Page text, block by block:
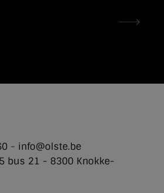
- info@olste.be
bus 21 - 8300 Knokke-